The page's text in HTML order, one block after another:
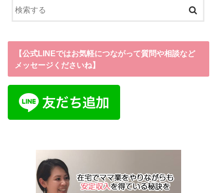
【公式LINEではお気軽につながって質問や相談など
メッセージくださいね】